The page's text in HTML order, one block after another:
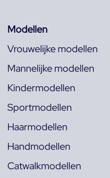
Modellen
Vrouwelijke modellen
Mannelijke modellen
Kindermodellen
Sportmodellen
Haarmodellen
Handmodellen
Catwalkmodellen